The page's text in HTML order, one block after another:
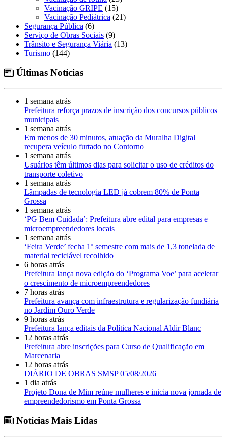
Vacinação GRIPE (15)
Vacinação Pediátrica (21)
Segurança Pública (6)
Serviço de Obras Sociais (9)
Trânsito e Segurança Viária (13)
Turismo (144)
Últimas Notícias
1 semana atrás
Prefeitura reforça prazos de inscrição dos concursos públicos
municipais
1 semana atrás
Em menos de 30 minutos, atuação da Muralha Digital
recupera veículo furtado no Contorno
1 semana atrás
Usuários têm últimos dias para solicitar o uso de créditos do
transporte coletivo
1 semana atrás
Lâmpadas de tecnologia LED já cobrem 80% de Ponta
Grossa
1 semana atrás
‘PG Bem Cuidada’: Prefeitura abre edital para empresas e
microempreendedores locais
1 semana atrás
‘Feira Verde’ fecha 1º semestre com mais de 1,3 tonelada de
material reciclável recolhido
6 horas atrás
Prefeitura lança nova edição do ‘Programa Voe’ para acelerar
o crescimento de microempreendedores
7 horas atrás
Prefeitura avança com infraestrutura e regularização fundiária
no Jardim Ouro Verde
9 horas atrás
Prefeitura lança editais da Política Nacional Aldir Blanc
12 horas atrás
Prefeitura abre inscrições para Curso de Qualificação em
Marcenaria
12 horas atrás
DIÁRIO DE OBRAS SMSP 05/08/2026
1 dia atrás
Projeto Dona de Mim reúne mulheres e inicia nova jornada de
empreendedorismo em Ponta Grossa
Notícias Mais Lidas